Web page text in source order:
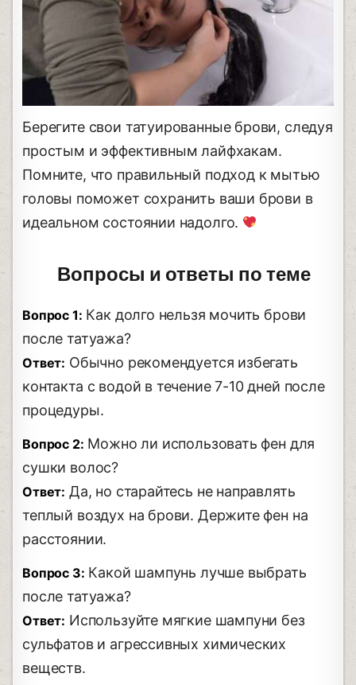
Берегите свои татуированные брови, следуя
простым и эффективным лайфхакам.
Помните, что правильный подход к мытью
головы поможет сохранить ваши брови в
идеальном состоянии надолго.
Вопросы и ответы по теме
Вопрос 1: Как долго нельзя мочить брови
после татуажа?
Ответ: Обычно рекомендуется избегать
контакта с водой в течение 7-10 дней после
процедуры.
Вопрос 2: Можно ли использовать фен для
сушки волос?
Ответ: Да, но старайтесь не направлять
теплый воздух на брови. Держите фен на
расстоянии.
Вопрос 3: Какой шампунь лучше выбрать
после татуажа?
Ответ: Используйте мягкие шампуни без
сульфатов и агрессивных химических
веществ.